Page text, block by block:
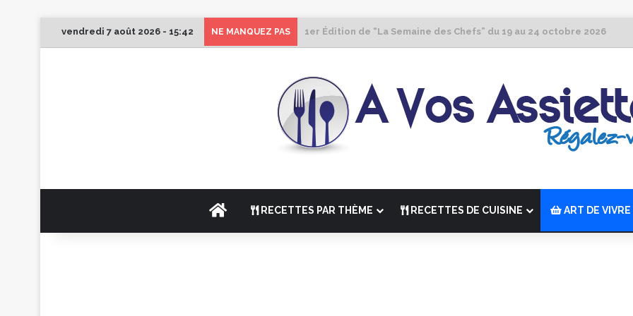
vendredi 7 août 2026 - 15:42 NE MANQUEZ PAS 1er Édition de “La Semaine des Chefs” du 19 au 24 octobre 2026
ACCUEILRECETTES PAR THÈME RECETTES DE CUISINE ART DE VIVRE